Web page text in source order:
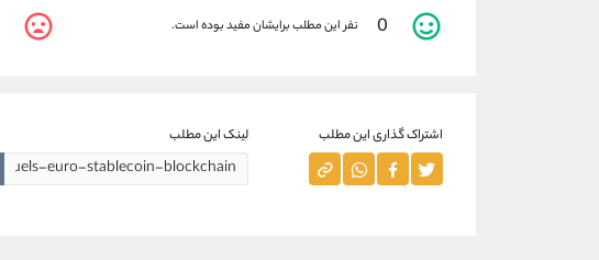
0 نفر این مطلب برایشان مفید بوده است.
اشتراک گذاری این مطلب لینک این مطلب